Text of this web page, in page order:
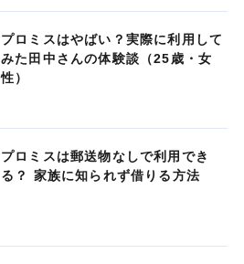
プロミスはやばい？実際に利用して
みた田中さんの体験談（25歳・女
性）
プロミスは郵送物なしで利用でき
る？ 家族に知られず借りる方法